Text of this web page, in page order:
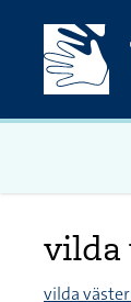
vilda
vilda